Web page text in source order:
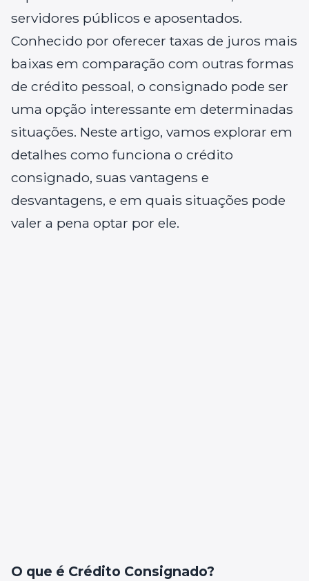
servidores públicos e aposentados.
Conhecido por oferecer taxas de juros mais
baixas em comparação com outras formas
de crédito pessoal, o consignado pode ser
uma opção interessante em determinadas
situações. Neste artigo, vamos explorar em
detalhes como funciona o crédito
consignado, suas vantagens e
desvantagens, e em quais situações pode
valer a pena optar por ele.
O que é Crédito Consignado?